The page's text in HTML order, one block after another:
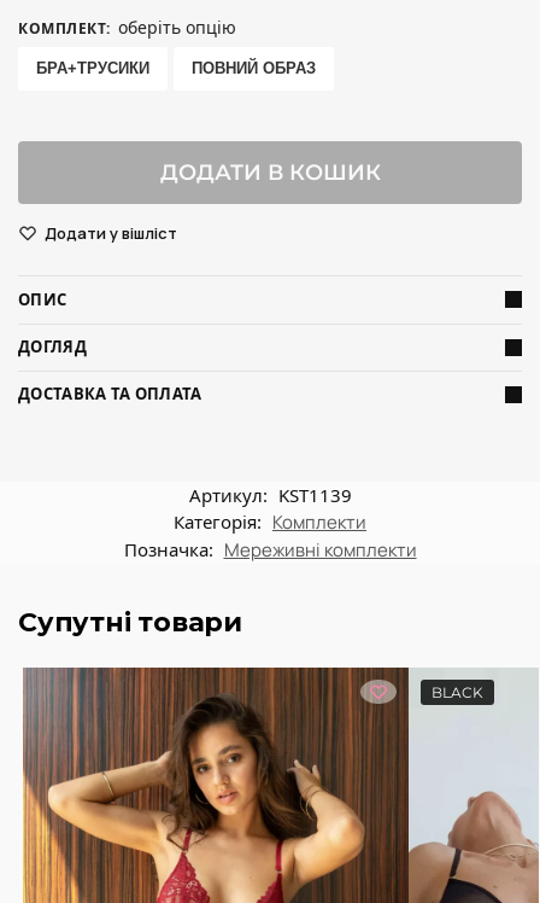
КОМПЛЕКТ: оберіть опцію
БРА+ТРУСИКИ ПОВНИЙ ОБРАЗ
ДОДАТИ В КОШИК
Додати у вішліст
ОПИС
ДОГЛЯД
ДОСТАВКА ТА ОПЛАТА
Артикул: KST1139
Категорія: Комплекти
Позначка: Мереживні комплекти
Супутні товари
BLACK